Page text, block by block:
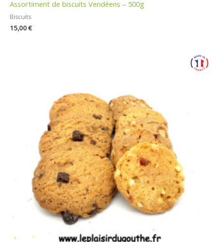
Assortiment de biscuits Vendéens – 500g
Biscuits
15,00€
26,00 €